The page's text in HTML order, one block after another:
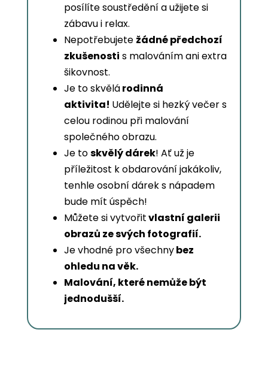
posílíte soustředění a užijete si
zábavu i relax.
Nepotřebujete žádné předchozí
zkušenosti s malováním ani extra
šikovnost.
Je to skvělárodinná
aktivita! Udělejte si hezký večer s
celou rodinou při malování
společného obrazu.
Je toskvělý dárek! Ať už je
příležitost k obdarování jakákoliv,
tenhle osobní dárek s nápadem
bude mít úspěch!
Můžete si vytvořitvlastní galerii
obrazů ze svých fotografií.
Je vhodné pro všechnybez
ohledu na věk.
Malování, které nemůže být
jednodušší.